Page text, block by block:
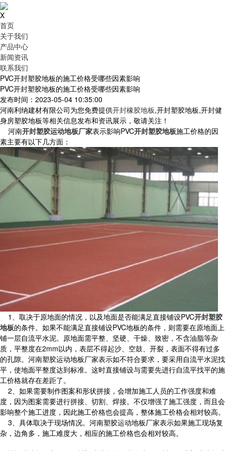
X
首页
关于我们
产品中心
新闻资讯
联系我们
PVC开封塑胶地板的施工价格受哪些因素影响
PVC开封塑胶地板的施工价格受哪些因素影响
发布时间：2023-05-04 10:35:00
河南利纳建材有限公司为您免费提供开封橡胶地板,开封塑胶地板,开封健
身房塑胶地板等相关信息发布和资讯展示，敬请关注！
河南开封塑胶运动地板厂家表示影响PVC开封塑胶地板施工价格的因
素主要有以下几方面：
1、取决于原地面的情况，以及地面是否能满足直接铺设PVC开封塑胶
地板的条件。如果不能满足直接铺设PVC地板的条件，则需要在原地面上
铺一层自流平水泥。原地面需平整、坚硬、干燥、致密，不含油脂等杂
质，平整度在2mm以内，表层不得起沙、空鼓、开裂，表面不得有过多
的孔隙。河南塑胶运动地板厂家表示如不符合要求，要采用自流平水泥找
平，使地面平整度达到标准。这时直接铺设与需要先进行自流平找平的施
工价格就存在差距了。
2、如果需要制作图案和形状拼接，会增加施工人员的工作强度和难
度，因为图案需要进行拼接、切割、焊接。不仅增强了施工强度，而且会
影响整个施工进度，因此施工价格也会提高，整体施工价格会相对较高。
3、具体取决于现场情况。河南塑胶运动地板厂家表示如果施工现场复
杂，边角多，施工难度大，相应的施工价格也会相对较高。